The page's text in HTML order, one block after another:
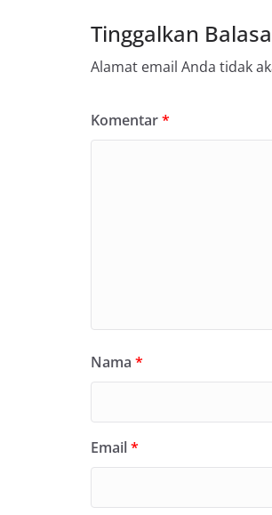
Tinggalkan
Alamat email Anda tidak
Komentar*
Nama *
Email*